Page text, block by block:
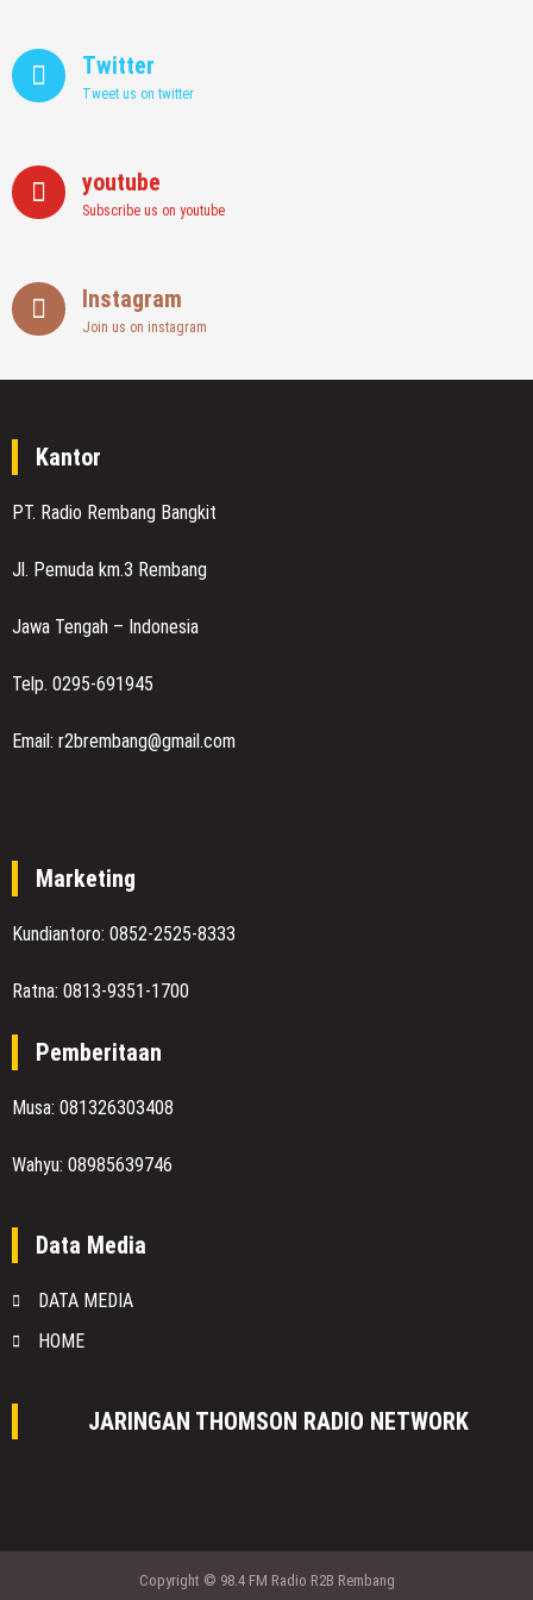
Twitter
Tweet us on twitter
youtube
Subscribe us on youtube
Instagram
Join us on instagram
Kantor
PT. Radio Rembang Bangkit
Jl. Pemuda km.3 Rembang
Jawa Tengah – Indonesia
Telp. 0295-691945
Email: r2brembang@gmail.com
Marketing
Kundiantoro: 0852-2525-8333
Ratna: 0813-9351-1700
Pemberitaan
Musa: 081326303408
Wahyu: 08985639746
Data Media
DATA MEDIA
HOME
JARINGAN THOMSON RADIO NETWORK
Copyright © 98.4 FM Radio R2B Rembang